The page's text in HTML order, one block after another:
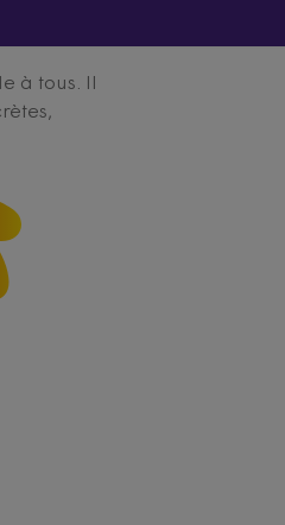
à tous. Il